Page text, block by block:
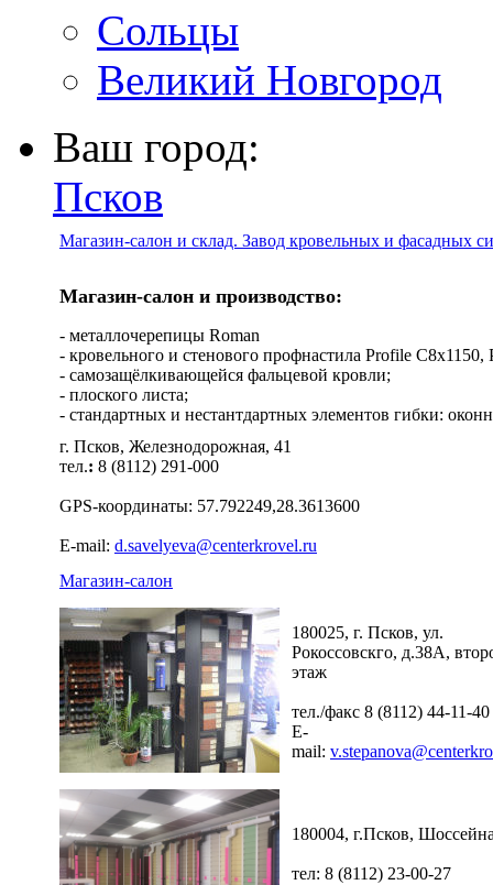
Сольцы
Великий Новгород
Ваш город:
Псков
Магазин-салон и склад. Завод кровельных и фасадных
Магазин-салон и производство:
- металлочерепицы Roman
- кровельного и стенового профнастила Profile
- самозащёлкивающейся фальцевой кровли;
- плоского листа;
- стандартных и нестантдартных элементов гибки:
г. Псков, Железнодорожная, 41
тел.: 8 (8112) 291-000
GPS-координаты: 57.792249,28.3613600
E-mail: d.savelyeva@centerkrovel.ru
Магазин-салон
180025, г. Псков, ул.
Рокоссовскго, д.38А,
этаж
тел./факс 8 (8112) 44-11-40
E-
mail:
180004, г.Псков,
тел: 8 (8112) 23-00-27